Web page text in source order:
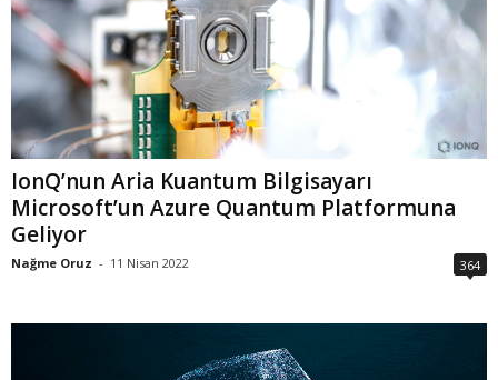
IonQ’nun Aria Kuantum Bilgisayarı
Microsoft’un Azure Quantum Platformuna
Geliyor
Nağme Oruz - 11 Nisan 2022 364